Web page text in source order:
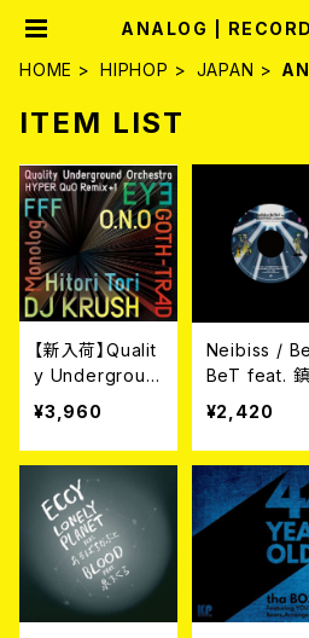
ANALOG |
HOME
HIPHOP JAPAN
ITEM LIST
【新入荷】Qualit
y Undergroun
d Orchestra /
HYPER QuO R
emix +1 (12")
¥3,960
Neibiss /
BeT feat. 鎮
DOPENESS,
ampanella |
season
ampanella
ngo Remix)
(7")
¥2,420